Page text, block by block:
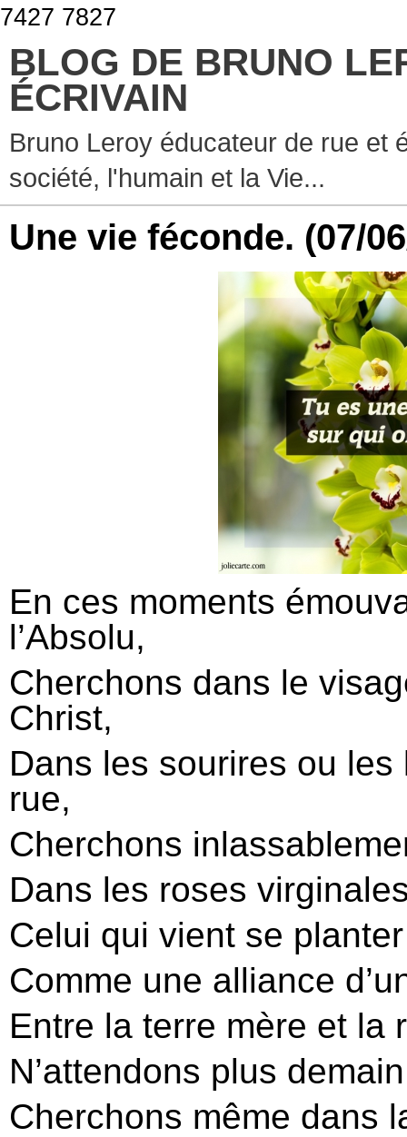
7427 7827
BLOG DE BRUNO
ÉCRIVAIN
Bruno Leroy éducateur de rue et
société, l'humain et la Vie...
Une vie féconde. (07/
En ces moments
l’Absolu,
Cherchons dans le
Christ,
Dans les sourires ou
rue,
Cherchons
Dans les roses
Celui qui vient se
Comme une alliance
Entre la terre mère et la
N’attendons plus
Cherchons même dans